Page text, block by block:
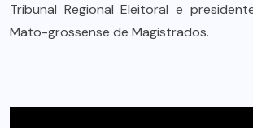
Tribunal Regional Eleitoral e
Mato-grossense de Magistrados.